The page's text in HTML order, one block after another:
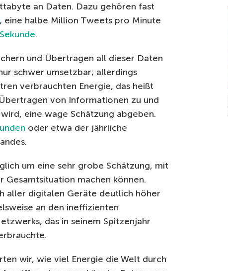
an Daten. Dazu gehören fast
, eine halbe Million Tweets pro Minute
.
und Übertragen all dieser Daten
schwer umsetzbar; allerdings
verbrauchten Energie, das heißt
von Informationen zu und
eine wage Schätzung abgeben.
oder etwa der jährliche
um eine sehr grobe Schätzung, mit
machen können.
aller digitalen Geräte deutlich höher
an den ineffizienten
das in seinem Spitzenjahr
wir, wie viel Energie die Welt durch